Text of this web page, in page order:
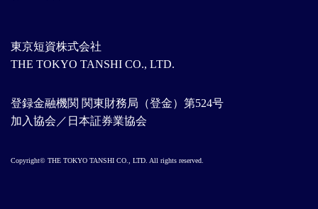
東京短資株式会社
THE TOKYO TANSHI CO., LTD.
登録金融機関 関東財務局（登金）第524号
加入協会／日本証券業協会
Copyright© THE TOKYO TANSHI CO., LTD. All rights reserved.